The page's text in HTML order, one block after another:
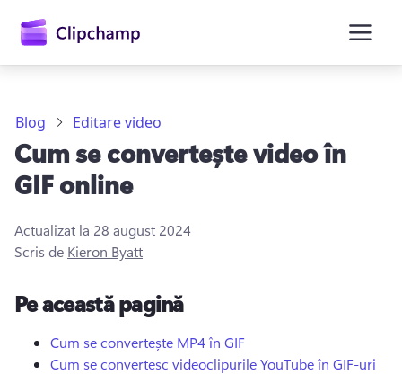
principal
Încercați gratuit
Blog Editare video
Cum se convertește video în
GIF online
Actualizat la 28 august 2024
Scris de Kieron Byatt
Pe această pagină
Cum se convertește MP4 în GIF
Cum se convertesc videoclipurile YouTube în GIF-uri